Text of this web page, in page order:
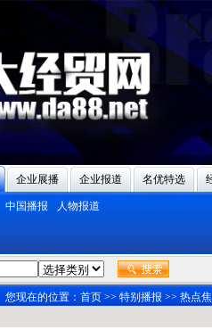
企业展播 企业报道 名优特选
中国播报 人物报道
您现在的位置： 首页 >> 特别播报 >> 热点